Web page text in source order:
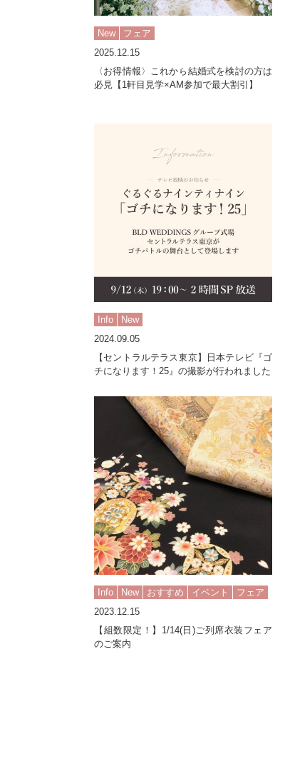
New
フェア
2025.12.15
〈お得情報〉これから結婚式を検討の方は
必見【1軒目見学×AM参加で最大割引】
Info
New
2024.09.05
【セントラルテラス東京】日本テレビ『ゴ
チになります！25』の撮影が行われました
Info New おすすめ イベント
フェア
2023.12.15
【組数限定！】1/14(日)ご列席衣装フェア
のご案内